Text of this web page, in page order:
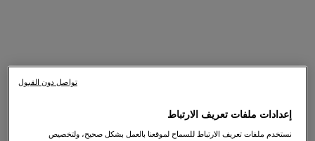
إعدادات ملفات تعريف الارتباط
نستخدم ملفات تعريف الارتباط للسماح لموقعنا بالعمل بشكل صحيح، ولتخصيص
تواصل دون القبول